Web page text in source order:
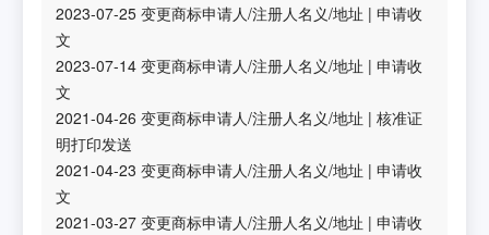
2023-07-25 变更商标申请人/注册人名义/地址 |申请收
文
2023-07-14 变更商标申请人/注册人名义/地址 |申请收
文
2021-04-26 变更商标申请人/注册人名义/地址 |核准证
明打印发送
2021-04-23 变更商标申请人/注册人名义/地址 |申请收
文
2021-03-27 变更商标申请人/注册人名义/地址 |申请收